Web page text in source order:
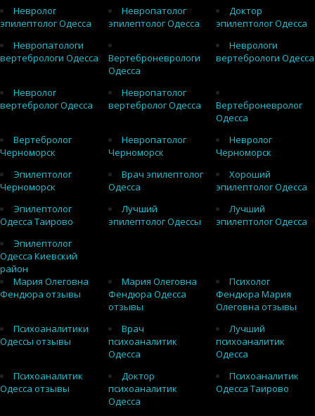
Невролог
эпилептолог Одесса
Невропатолог
эпилептолог Одесса
Доктор
эпилептолог Одесса
Невропатологи
вертебрологи Одесса
Вертеброневрологи
Одесса
Неврологи
вертебрологи Одесса
Невролог
вертебролог Одесса
Невропатолог
вертебролог Одесса
Вертеброневролог
Одесса
Вертебролог
Черноморск
Невропатолог
Черноморск
Невролог
Черноморск
Эпилептолог
Черноморск
Врач эпилептолог
Одесса
Хороший
эпилептолог Одесса
Эпилептолог
Одесса Таирово
Лучший
эпилептолог Одессы
Лучший
эпилептолог Одесса
Эпилептолог
Одесса Киевский
район
Мария Олеговна
Фендюра отзывы
Мария Олеговна
Фендюра Одесса
отзывы
Психолог
Фендюра Мария
Олеговна отзывы
Психоаналитики
Одессы отзывы
Врач
психоаналитик
Одесса
Лучший
психоаналитик
Одесса
Психоаналитик
Одесса отзывы
Доктор
психоаналитик
Одесса
Психоаналитик
Одесса Таирово